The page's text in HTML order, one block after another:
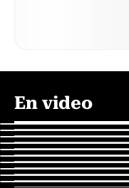
En video